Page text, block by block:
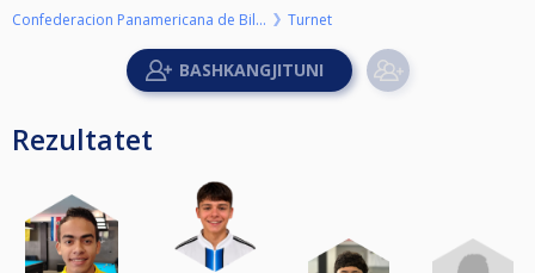
Confederacion Panamericana de Billar Turnet
Rezultatet